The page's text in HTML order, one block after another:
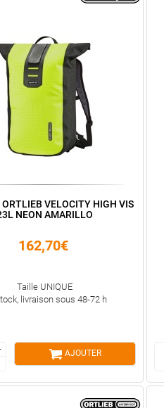
VELOCITY HIGH VIS
NEON AMARILLO
162,70€
Taille UNIQUE
livraison sous 48-72 h
AJOUTER